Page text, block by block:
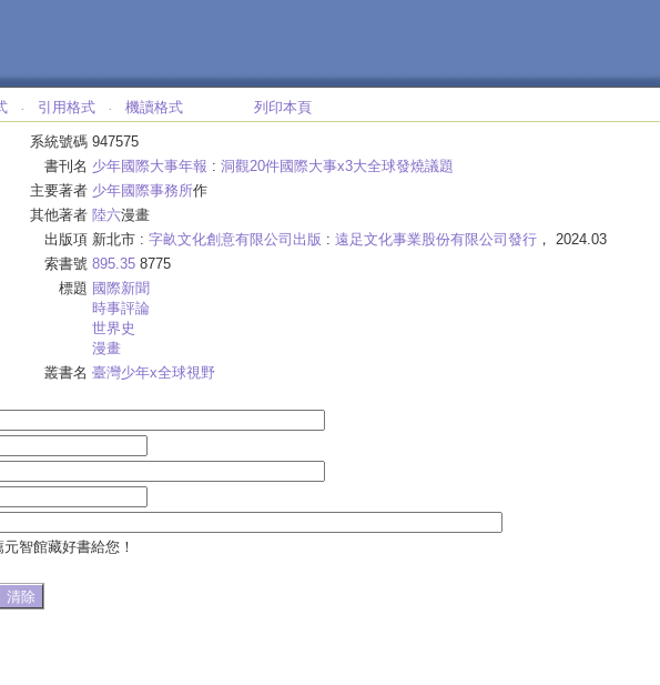
‧ 引用格式 ‧ 機讀格式 列印本頁
系統號碼 947575
書刊名 少年國際大事年報 : 洞觀20件國際大事x3大全球發燒議題
主要著者 少年國際事務所作
其他著者 陸六漫畫
出版項 新北市 : 字畝文化創意有限公司出版 : 遠足文化事業股份有限公司發行 ， 2024.03
索書號 895.35 8775
標題 國際新聞
時事評論
世界史
漫畫
叢書名 臺灣少年x全球視野
智館藏好書給您！